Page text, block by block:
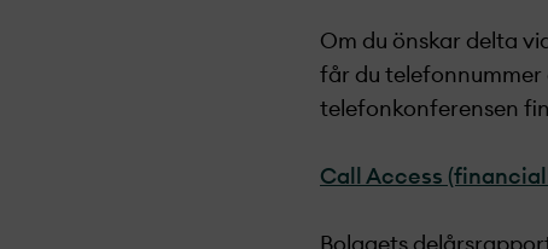
Om du önskar delta
får du telefonnummer
telefonkonferensen
Call Access
Bolagets